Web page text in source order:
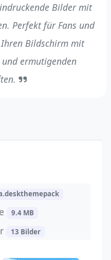
Bilder mit
Perfekt für Fans und
Ihren Bildschirm mit
ermutigenden
9.4 MB
13 Bilder